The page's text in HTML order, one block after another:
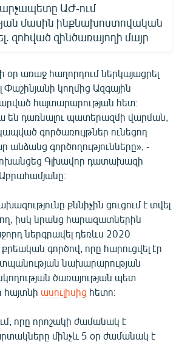
ԱԺ-ում
մասին ինքնախոստովական
զոհված զինծառայողի մայր
օր առաջ հաղորդում ներկայացրել
Փաշինյանի կողմից Ազգային
հայտարարության հետ։
են դառնալու պատերազմի վարման,
գործառույթներ ունեցող
անձանց գործողությունները», -
Գլխավոր դատախազի
քննիչին ցուցում է տվել
իսկ նրանց հարազատներին
ներգրավել դեռևս 2020
գործով, որը հարուցվել էր
նախարարության
ծառայության պետ
հայտնի ասուլիսից հետո։
որը որոշակի ժամանակ է
մինչև 5 օր ժամանակ է